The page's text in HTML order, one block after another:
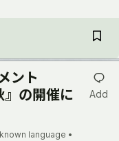
ント
』の開催に
language •
Add